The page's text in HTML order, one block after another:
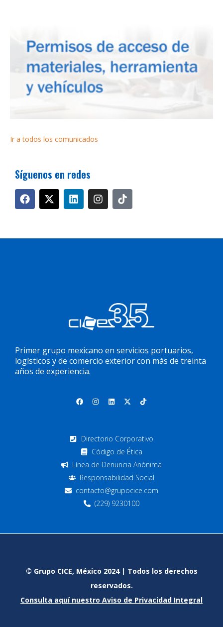
Ir a todos los comunicados
Síguenos en redes
Primer grupo mexicano en servicios portuarios,
logísticos y de comercio exterior con más de treinta
años de experiencia.
Directorio Corporativo
Código de Ética
Línea de Denuncia Anónima
Responsabilidad Social
contacto@grupocice.com
(229) 9230100
© Grupo CICE, México 2024 | Todos los derechos
reservados.
Consulta aquí nuestro Aviso de Privacidad Integral